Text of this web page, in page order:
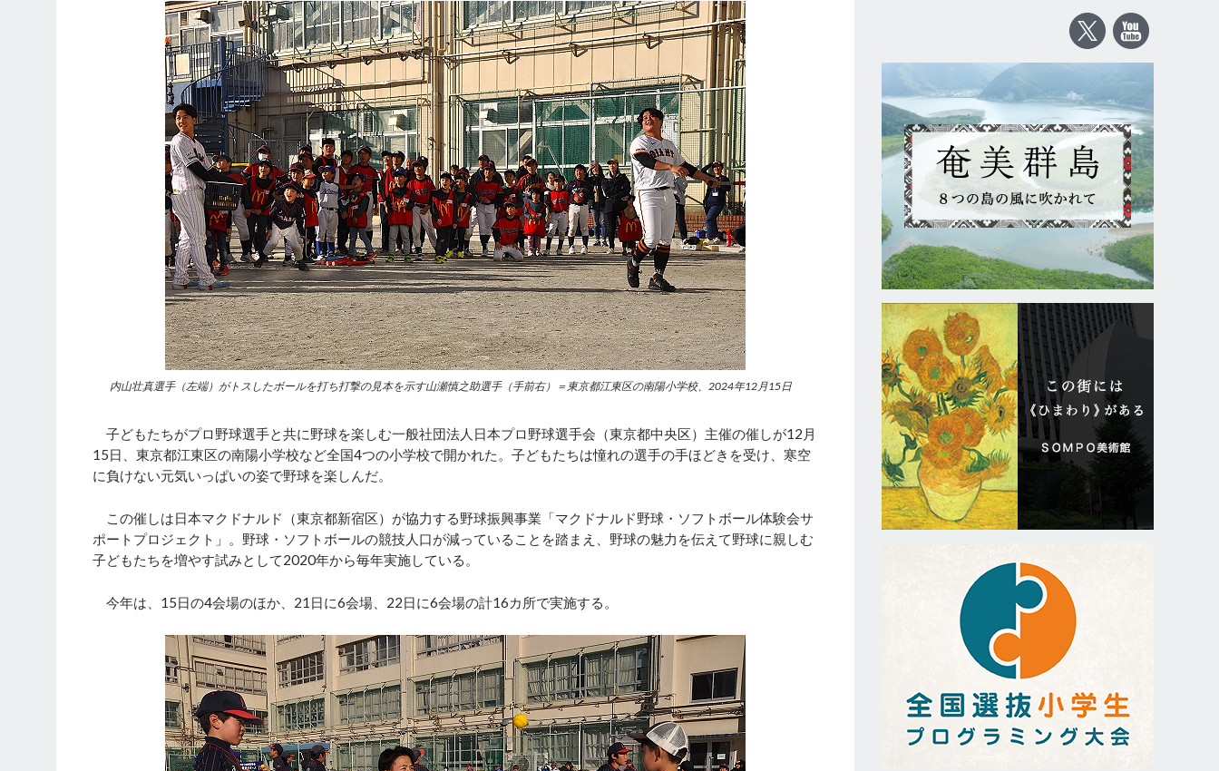
内山壮真選手（左端）がトスしたボールを打ち打撃の見本を示す山瀬慎之助選手（手前右）＝東京都江東区の南陽小学校、2024年12月15日
子どもたちがプロ野球選手と共に野球を楽しむ一般社団法人日本プロ野球選手会（東京都中央区）主催の催しが12月
15日、東京都江東区の南陽小学校など全国4つの小学校で開かれた。子どもたちは憧れの選手の手ほどきを受け、寒空
に負けない元気いっぱいの姿で野球を楽しんだ。
この催しは日本マクドナルド（東京都新宿区）が協力する野球振興事業「マクドナルド野球・ソフトボール体験会サ
ポートプロジェクト」。野球・ソフトボールの競技人口が減っていることを踏まえ、野球の魅力を伝えて野球に親しむ
子どもたちを増やす試みとして2020年から毎年実施している。
今年は、15日の4会場のほか、21日に6会場、22日に6会場の計16カ所で実施する。